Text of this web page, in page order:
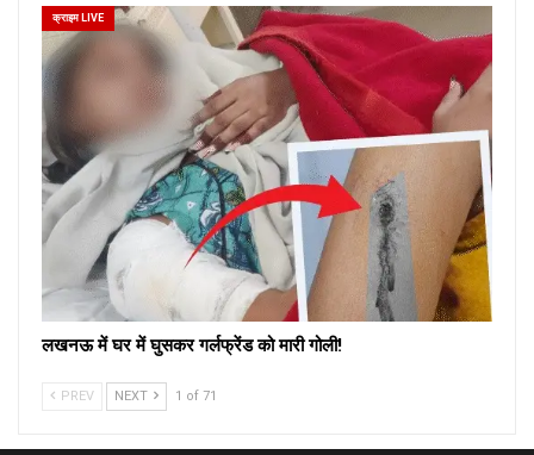
क्राइम LIVE
लखनऊ में घर में घुसकर गर्लफ्रेंड को मारी गोली!
PREV NEXT 1 of 71